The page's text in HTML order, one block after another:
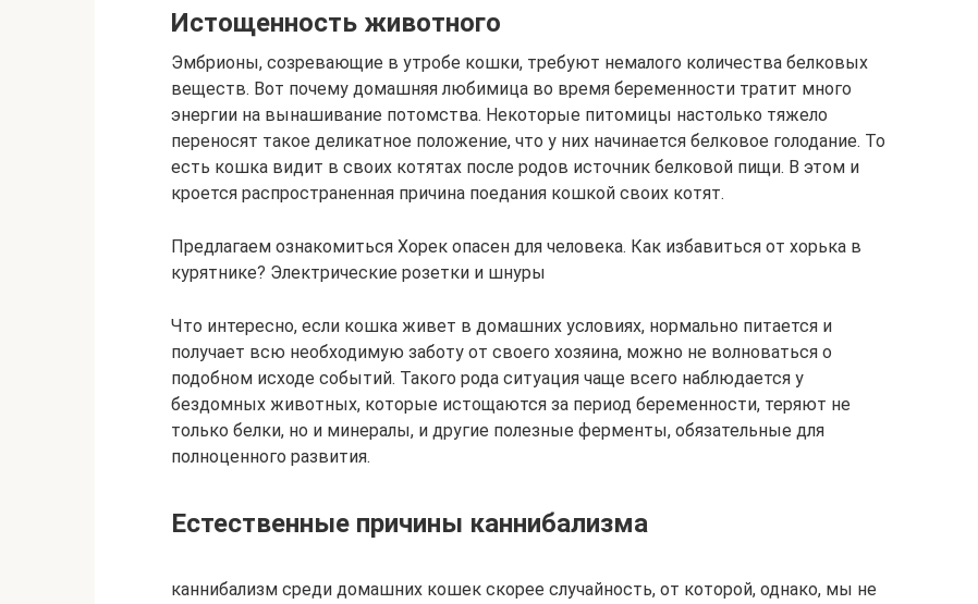
Истощенность животного
Эмбрионы, созревающие в утробе кошки, требуют немалого количества белковых
веществ. Вот почему домашняя любимица во время беременности тратит много
энергии на вынашивание потомства. Некоторые питомицы настолько тяжело
переносят такое деликатное положение, что у них начинается белковое голодание. То
есть кошка видит в своих котятах после родов источник белковой пищи. В этом и
кроется распространенная причина поедания кошкой своих котят.
Предлагаем ознакомиться Хорек опасен для человека. Как избавиться от хорька в
курятнике? Электрические розетки и шнуры
Что интересно, если кошка живет в домашних условиях, нормально питается и
получает всю необходимую заботу от своего хозяина, можно не волноваться о
подобном исходе событий. Такого рода ситуация чаще всего наблюдается у
бездомных животных, которые истощаются за период беременности, теряют не
только белки, но и минералы, и другие полезные ферменты, обязательные для
полноценного развития.
Естественные причины каннибализма
каннибализм среди домашних кошек скорее случайность, от которой, однако, мы не